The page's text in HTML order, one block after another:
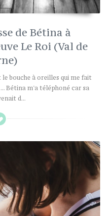
de Bétina à
Le Roi (Val de
bouche à oreilles qui me fait
Bétina m'a téléphoné car sa
d...